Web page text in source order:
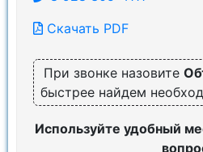
Скачать PDF
При звонке назовите
быстрее найдем
Используйте удобный